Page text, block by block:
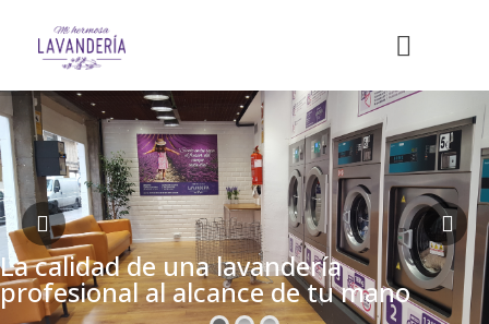
La calidad de una lavandería
profesional al alcance de tu mano